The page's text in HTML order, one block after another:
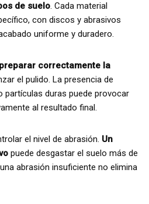
de suelo. Cada material
con discos y abrasivos
uniforme y duradero.
correctamente la
el pulido. La presencia de
partículas duras puede provocar
al resultado final.
el nivel de abrasión. Un
puede desgastar el suelo más de
abrasión insuficiente no elimina